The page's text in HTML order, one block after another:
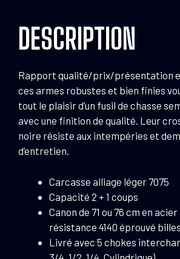
12/76
Auto
Noir
-
canon
DESCRIPTION
Rapport qualité/prix/présentation
ces armes robustes et bien finies
tout le plaisir d’un fusil de chasse
avec une finition de qualité. Leur
noire résiste aux intempéries et
d’entretien.
Carcasse alliage léger 7075
Capacité 2 + 1 coups
Canon de 71 ou 76 cm en
résistance 4140 éprouvé
Livré avec 5 chokes